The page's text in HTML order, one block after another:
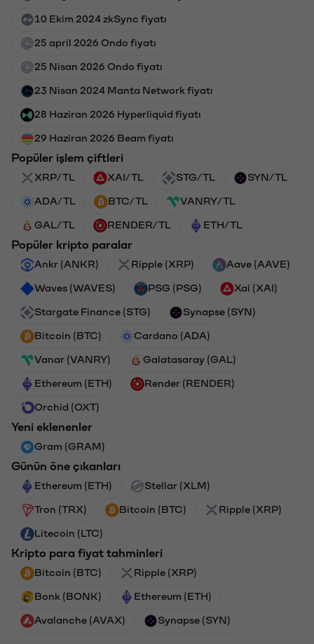
10 Ekim 2024 zkSync fiyatı
25 april 2026 Ondo fiyatı
25 Nisan 2026 Ondo fiyatı
23 Nisan 2024 Manta Network fiyatı
28 Haziran 2026 Hyperliquid fiyatı
29 Haziran 2026 Beam fiyatı
Popüler işlem çiftleri
XRP/TL XAI/TL STG/TL SYN/TL
ADA/TL BTC/TL VANRY/TL
GAL/TL RENDER/TL ETH/TL
Popüler kripto paralar
Ankr (ANKR) Ripple (XRP) Aave (AAVE)
Waves (WAVES) PSG (PSG) Xai (XAI)
Stargate Finance (STG) Synapse (SYN)
Bitcoin (BTC) Cardano (ADA)
Vanar (VANRY) Galatasaray (GAL)
Ethereum (ETH) Render (RENDER)
Orchid (OXT)
Yeni eklenenler
Gram (GRAM)
Günün öne çıkanları
Ethereum (ETH) Stellar (XLM)
Tron (TRX) Bitcoin (BTC) Ripple (XRP)
Litecoin (LTC)
Kripto para fiyat tahminleri
Bitcoin (BTC) Ripple (XRP)
Bonk (BONK) Ethereum (ETH)
Avalanche (AVAX) Synapse (SYN)